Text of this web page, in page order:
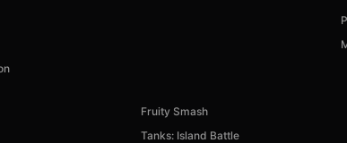
Fruity Smash
Tanks: Island Battle